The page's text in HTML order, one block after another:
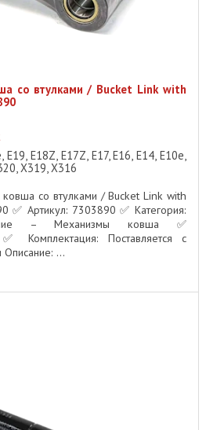
со втулками / Bucket Link with
E18Z, E17Z, E17, E16, E14, E10e,
X319, X316
ковша со втулками / Bucket Link with
✅ Артикул: 7303890 ✅ Категория:
– Механизмы ковша ✅
Комплектация: Поставляется с
Описание: ...